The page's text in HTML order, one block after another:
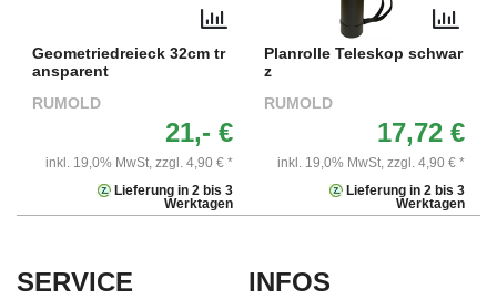
Geometriedreieck 32cm tr
ansparent
RUMOLD
21,- €
inkl. 19,0% MwSt, zzgl. 4,90 € *
Lieferung in 2 bis 3
Werktagen
Planrolle Teleskop schwar
z
RUMOLD
17,72 €
inkl. 19,0% MwSt, zzgl. 4,90 € *
Lieferung in 2 bis 3
Werktagen
SERVICE INFOS